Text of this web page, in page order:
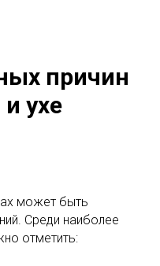
причин
ухе
может быть
Среди наиболее
отметить: